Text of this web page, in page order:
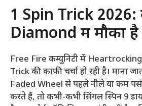
1 Spin Trick
Diamond में मौका है
Free Fire कम्युनिटी में
Trick की काफी चर्चा हो रही है। माना
Faded Wheel से पहले नीले या कम
करते हैं, तो कभी-कभी सिंगल स्पिन 9